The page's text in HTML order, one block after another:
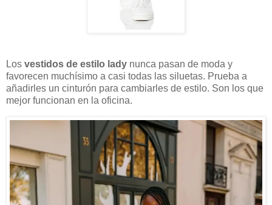
Los vestidos de estilo lady nunca pasan de moda y
favorecen muchísimo a casi todas las siluetas. Prueba a
añadirles un cinturón para cambiarles de estilo. Son los que
mejor funcionan en la oficina.